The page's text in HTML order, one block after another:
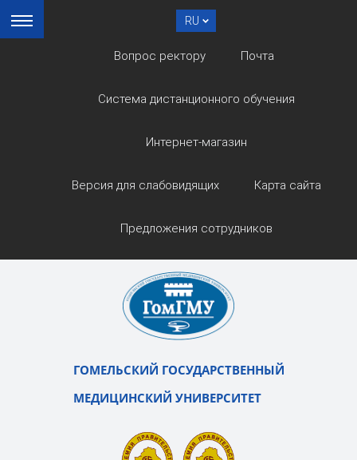
RU
Вопрос ректору Почта
Система дистанционного обучения
Интернет-магазин
Версия для слабовидящих Карта сайта
Предложения сотрудников
ГОМЕЛЬСКИЙ ГОСУДАРСТВЕННЫЙ
МЕДИЦИНСКИЙ УНИВЕРСИТЕТ